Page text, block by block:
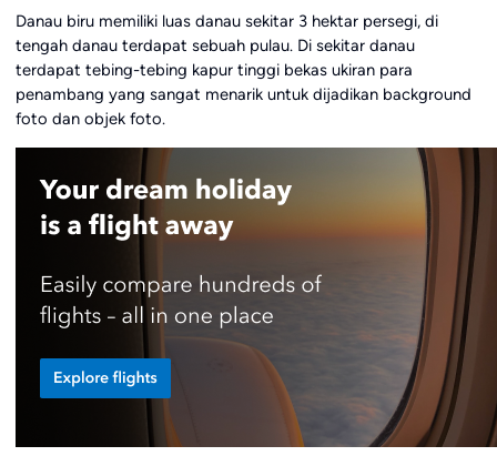
Danau biru memiliki luas danau sekitar 3 hektar persegi, di
tengah danau terdapat sebuah pulau. Di sekitar danau
terdapat tebing-tebing kapur tinggi bekas ukiran para
penambang yang sangat menarik untuk dijadikan background
foto dan objek foto.